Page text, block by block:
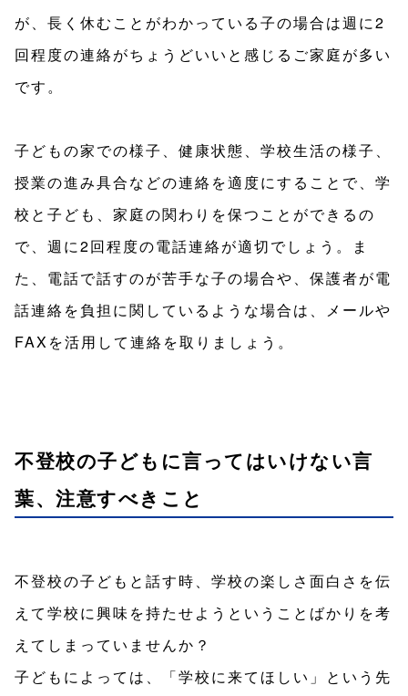
が、長く休むことがわかっている子の場合は週に2
回程度の連絡がちょうどいいと感じるご家庭が多い
です。
子どもの家での様子、健康状態、学校生活の様子、
授業の進み具合などの連絡を適度にすることで、学
校と子ども、家庭の関わりを保つことができるの
で、週に2回程度の電話連絡が適切でしょう。ま
た、電話で話すのが苦手な子の場合や、保護者が電
話連絡を負担に関しているような場合は、メールや
FAXを活用して連絡を取りましょう。
不登校の子どもに言ってはいけない言
葉、注意すべきこと
不登校の子どもと話す時、学校の楽しさ面白さを伝
えて学校に興味を持たせようということばかりを考
えてしまっていませんか？
子どもによっては、「学校に来てほしい」という先